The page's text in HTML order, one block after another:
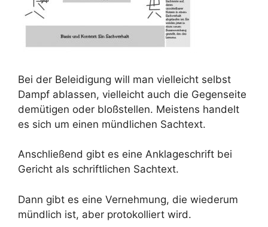
Bei der Beleidigung will man vielleicht selbst
Dampf ablassen, vielleicht auch die Gegenseite
demütigen oder bloßstellen. Meistens handelt
es sich um einen mündlichen Sachtext.
Anschließend gibt es eine Anklageschrift bei
Gericht als schriftlichen Sachtext.
Dann gibt es eine Vernehmung, die wiederum
mündlich ist, aber protokolliert wird.